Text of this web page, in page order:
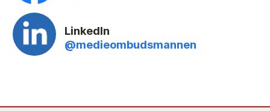
LinkedIn
@medieombudsmannen